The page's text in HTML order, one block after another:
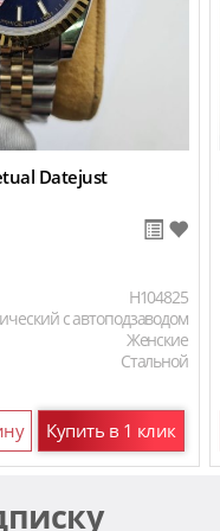
Datejust
H104825
с автоподзаводом
Женские
Стальной
Купить в 1 клик